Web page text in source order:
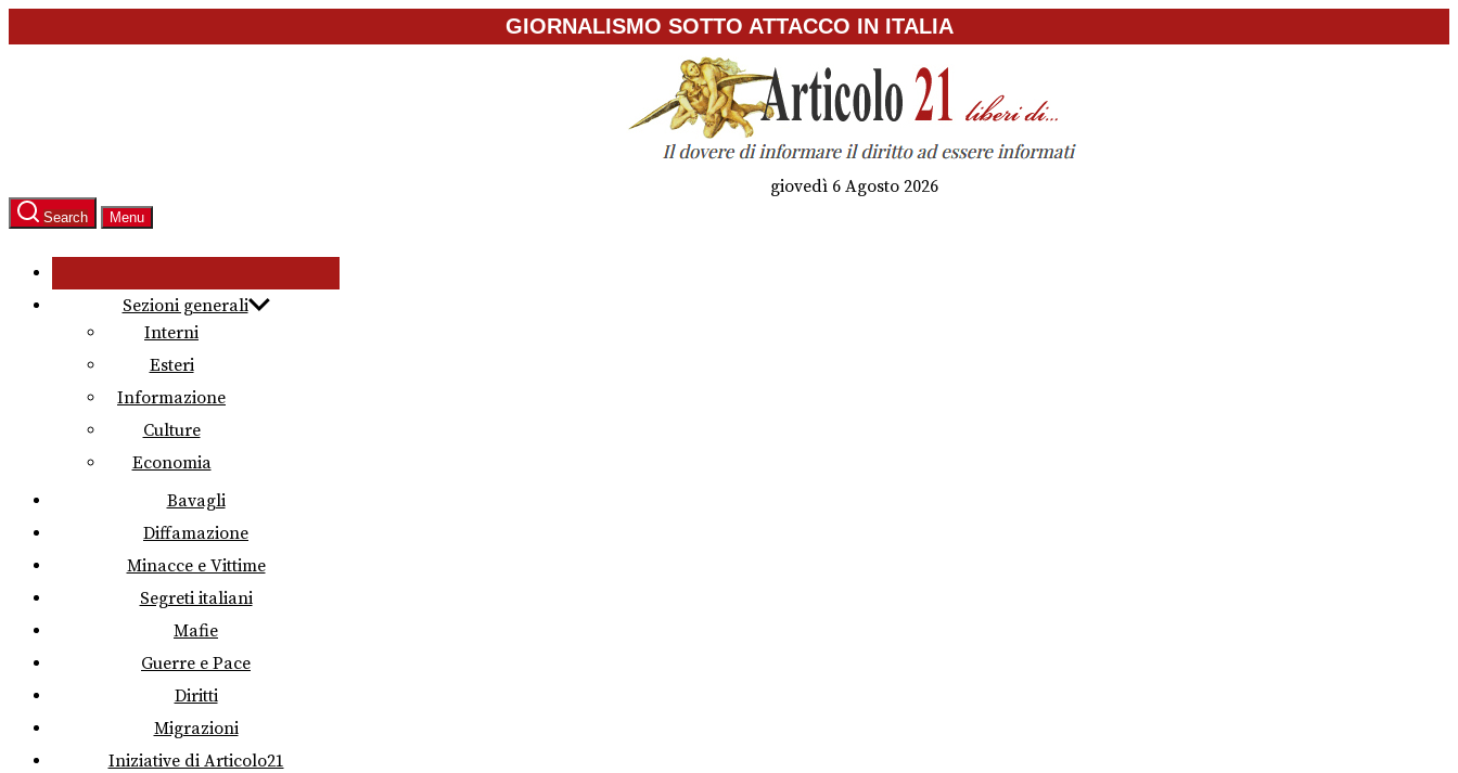
to
GIORNALISMO SOTTO ATTACCO IN ITALIA
giovedì 6 Agosto 2026
Search Menu
Sezioni generali
Interni
Esteri
Informazione
Culture
Economia
Bavagli
Diffamazione
Minacce e Vittime
Segreti italiani
Mafie
Guerre e Pace
Diritti
Migrazioni
Iniziative di Articolo21